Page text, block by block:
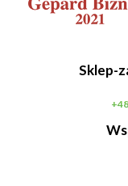
Sklep-
+48